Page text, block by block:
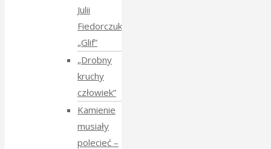
Julii
Fiedorczuk
„Glif”
„Drobny
kruchy
człowiek”
Kamienie
musiały
polecieć –